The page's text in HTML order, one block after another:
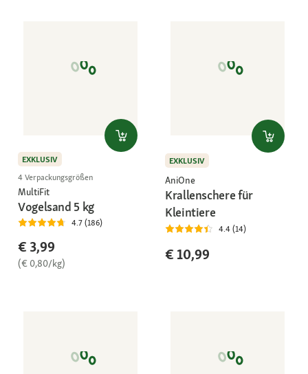
EXKLUSIV
4 Verpackungsgrößen
MultiFit
Vogelsand 5 kg
4.7 (186)
€ 3,99
(€ 0,80/kg)
EXKLUSIV
AniOne
Krallenschere für
Kleintiere
4.4 (14)
€ 10,99